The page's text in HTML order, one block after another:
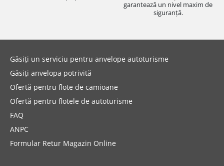
garantează un nivel maxim de
siguranță.
Găsiți un serviciu pentru anvelope autoturisme
Găsiți anvelopa potrivită
Ofertă pentru flote de camioane
Ofertă pentru flotele de autoturisme
FAQ
ANPC
Formular Retur Magazin Online